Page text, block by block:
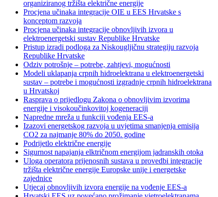
organiziranog tržišta električne energije
Procjena učinaka integracije OIE u EES Hrvatske s
konceptom razvoja
Procjena učinaka integracije obnovljivih izvora u
elektroenergetski sustav Republike Hrvatske
Pristup izradi podloga za Niskougljičnu strategiju razvoja
Republike Hrvatske
Odziv potrošnje – potrebe, zahtjevi, mogućnosti
Modeli uklapanja crpnih hidroelektrana u elektroenergetski
sustav – potrebe i mogućnosti izgradnje crpnih hidroelektrana
u Hrvatskoj
Rasprava o prijedlogu Zakona o obnovljivim izvorima
energije i visokoučinkovitoj kogeneraciji
Napredne mreža u funkciji vođenja EES-a
Izazovi energetskog razvoja u uvjetima smanjenja emisija
CO2 za najmanje 80% do 2050. godine
Podrijetlo električne energije
Sigurnost napajanja elktričnom energijom jadranskih otoka
Uloga operatora prijenosnih sustava u provedbi integracije
tržišta električne energije Europske unije i energetske
zajednice
Utjecaj obnovljivih izvora energije na vođenje EES-a